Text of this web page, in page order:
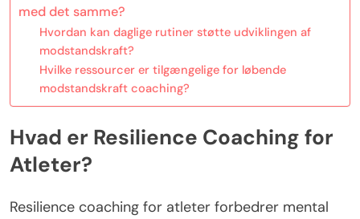
med det samme?
Hvordan kan daglige rutiner støtte udviklingen af
modstandskraft?
Hvilke ressourcer er tilgængelige for løbende
modstandskraft coaching?
Hvad er Resilience Coaching for
Atleter?
Resilience coaching for atleter forbedrer mental